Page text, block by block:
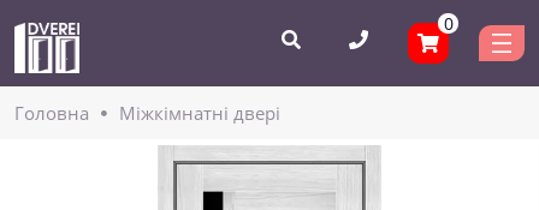
0
Головнa Міжкімнатні двері